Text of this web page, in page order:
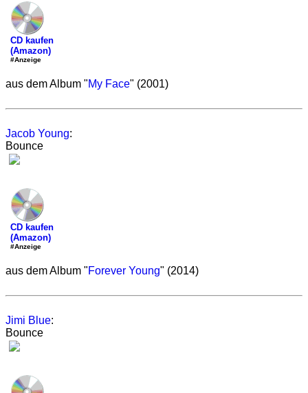
CD kaufen
(Amazon)
#Anzeige
aus dem Album "My Face" (2001)
Jacob Young:
Bounce
CD kaufen
(Amazon)
#Anzeige
aus dem Album "Forever Young" (2014)
Jimi Blue:
Bounce